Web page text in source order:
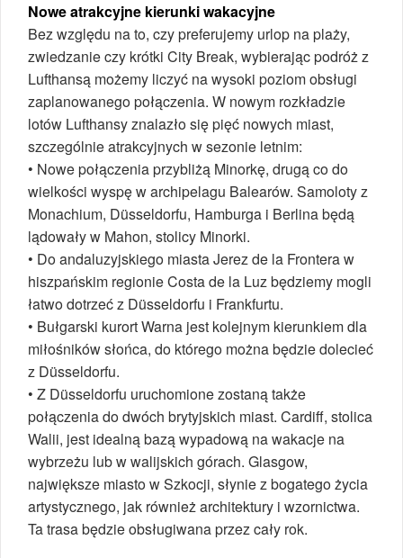
Nowe atrakcyjne kierunki wakacyjne
Bez względu na to, czy preferujemy urlop na plaży,
zwiedzanie czy krótki City Break, wybierając podróż z
Lufthansą możemy liczyć na wysoki poziom obsługi
zaplanowanego połączenia. W nowym rozkładzie
lotów Lufthansy znalazło się pięć nowych miast,
szczególnie atrakcyjnych w sezonie letnim:
• Nowe połączenia przybliżą Minorkę, drugą co do
wielkości wyspę w archipelagu Balearów. Samoloty z
Monachium, Düsseldorfu, Hamburga i Berlina będą
lądowały w Mahon, stolicy Minorki.
• Do andaluzyjskiego miasta Jerez de la Frontera w
hiszpańskim regionie Costa de la Luz będziemy mogli
łatwo dotrzeć z Düsseldorfu i Frankfurtu.
• Bułgarski kurort Warna jest kolejnym kierunkiem dla
miłośników słońca, do którego można będzie dolecieć
z Düsseldorfu.
• Z Düsseldorfu uruchomione zostaną także
połączenia do dwóch brytyjskich miast. Cardiff, stolica
Walii, jest idealną bazą wypadową na wakacje na
wybrzeżu lub w walijskich górach. Glasgow,
największe miasto w Szkocji, słynie z bogatego życia
artystycznego, jak również architektury i wzornictwa.
Ta trasa będzie obsługiwana przez cały rok.